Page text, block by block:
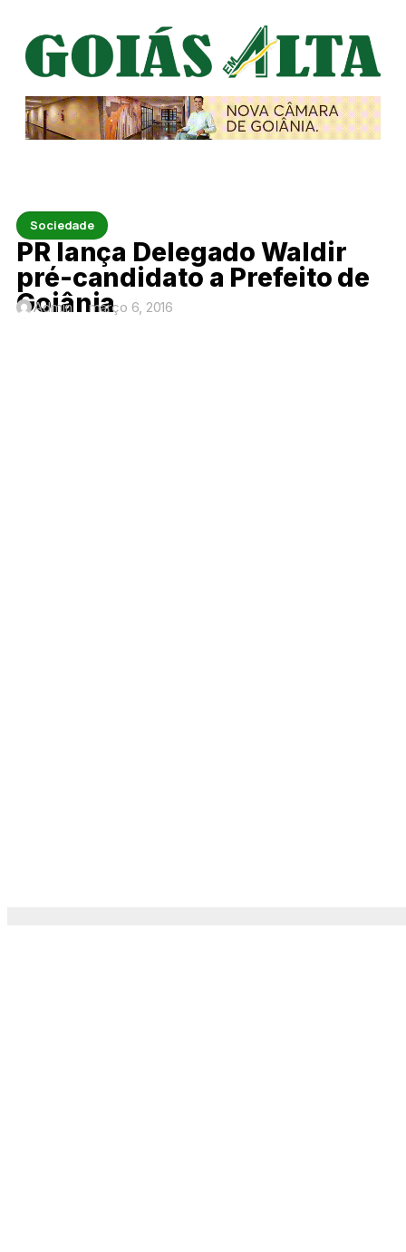
Sociedade
PR lança Delegado Waldir
pré-candidato a Prefeito de
Goiânia
Admin março 6, 2016